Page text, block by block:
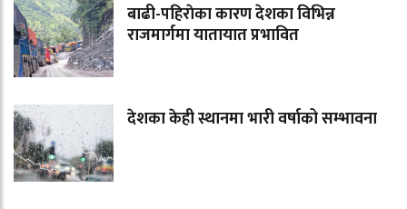
बाढी-पहिराेका कारण देशका विभिन्न
राजमार्गमा यातायात प्रभावित
देशका केही स्थानमा भारी वर्षाको सम्भावना